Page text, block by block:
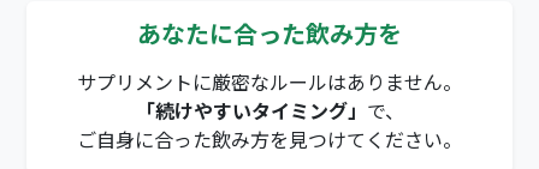
あなたに合った飲み方を
サプリメントに厳密なルールはありません。
「続けやすいタイミング」 で、
ご自身に合った飲み方を見つけてください。